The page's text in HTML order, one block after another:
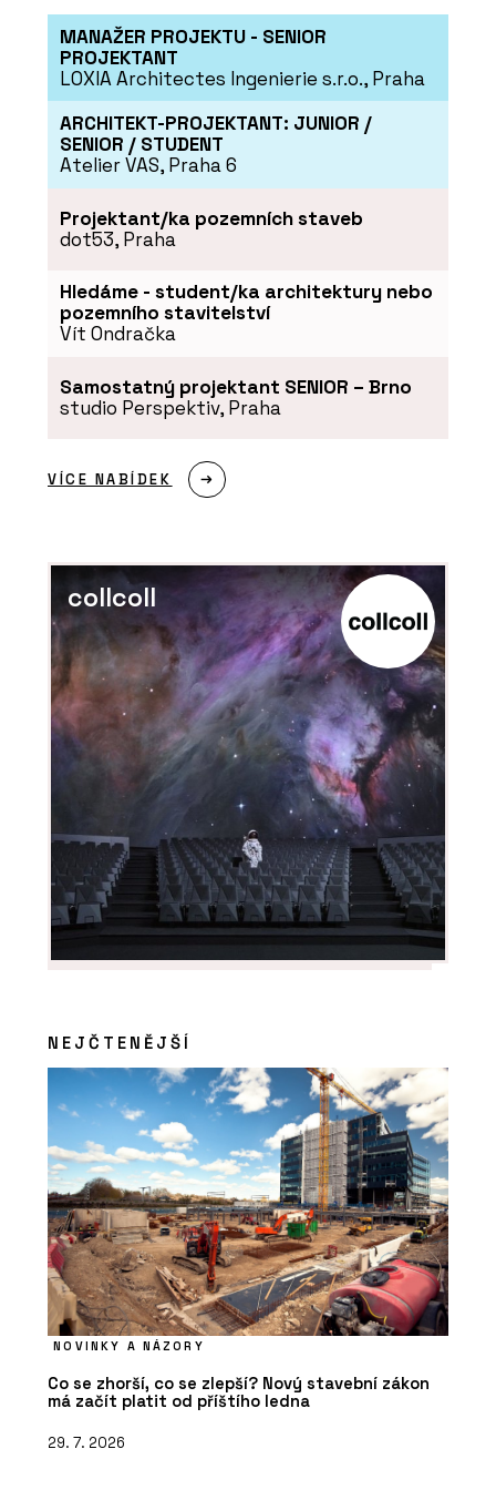
PRODUKTY
Pracovní židle Arcus - LD
Nové kanceláře v budově
ze 60. let inspirované
to nejlepší z minulosti
PRODUKTY
Pracovní křeslo Melody
Design - LD Seating
MANAŽER PROJEKTU - SENIOR
PROJEKTANT
LOXIA Architectes Ingenierie s.r.o., Praha
ARCHITEKT-PROJEKTANT: JUNIOR /
SENIOR / STUDENT
Atelier VAS, Praha 6
Projektant/ka pozemních staveb
dot53, Praha
Hledáme - student/ka architektury nebo
pozemního stavitelství
Vít Ondračka
Samostatný projektant SENIOR – Brno
studio Perspektiv, Praha
VÍCE NABÍDEK
collcoll
NEJČTENĚJŠÍ
NOVINKY A NÁZORY
Co se zhorší, co se zlepší? Nový stavební zákon
má začít platit od příštího ledna
29. 7. 2026